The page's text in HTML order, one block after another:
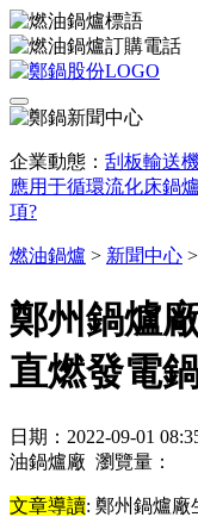
企業動態： 刮板輸送
應用于循環流化床鍋
項?
燃油鍋爐 > 新聞中心 >
鄭州鍋爐
直燃發電
日期：2022-09-01
油鍋爐廠 瀏覽量：
文章導讀: 鄭州鍋爐廠